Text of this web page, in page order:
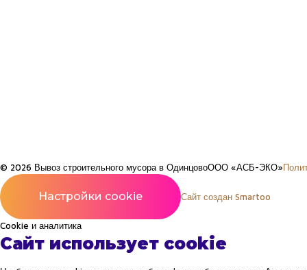
© 2026 Вывоз строительного мусора в ОдинцовоООО «АСБ-ЭКО»
Настройки cookie Сайт создан Smartoo
Cookie и аналитика
Сайт использует cookie